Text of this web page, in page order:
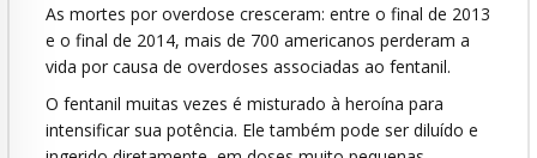
As mortes por overdose cresceram: entre o final de 2013
e o final de 2014, mais de 700 americanos perderam a
vida por causa de overdoses associadas ao fentanil.
O fentanil muitas vezes é misturado à heroína para
intensificar sua potência. Ele também pode ser diluído e